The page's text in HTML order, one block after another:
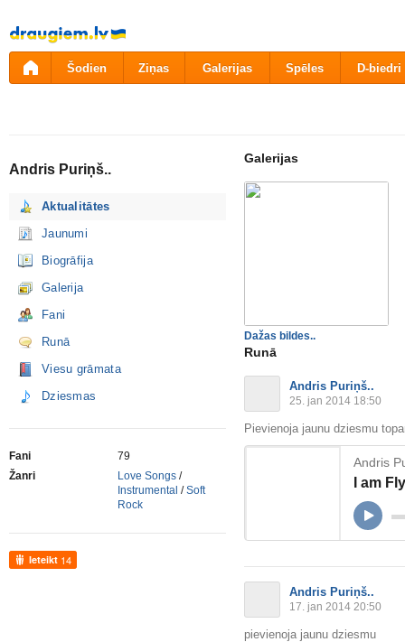
Pāriet
uz
saturu
Šodien Ziņas Galerijas Spēles D-biedri
Andris Puriņš..
Aktualitātes
Jaunumi
Biogrāfija
Galerija
Fani
Runā
Viesu grāmata
Dziesmas
Fani
79
Žanri
Love Songs /
Instrumental /Soft
Rock
Ieteikt 14
Galerijas
Dažas bildes..
Runā
Andris Puriņš..
25. jan 2014 18:50
Pievienoja jaunu dziesmu
Andris
I am
Andris Puriņš..
17. jan 2014 20:50
pievienoja jaunu dziesmu